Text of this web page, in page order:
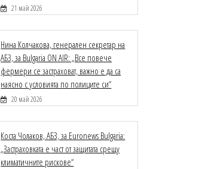
21 май 2026
Нина Колчакова, генерален секретар на
АБЗ, за Bulgaria ON AIR: „Все повече
фермери се застраховат, важно е да са
наясно с условията по полиците си“
20 май 2026
Коста Чолаков, АБЗ, за Euronews Bulgaria:
„Застраховката е част от защитата срещу
климатичните рискове“